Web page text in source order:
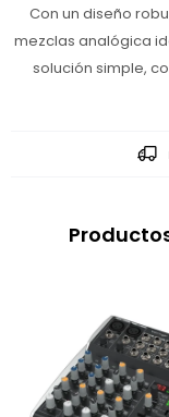
Con un diseño
mezclas analógica
solución simple,